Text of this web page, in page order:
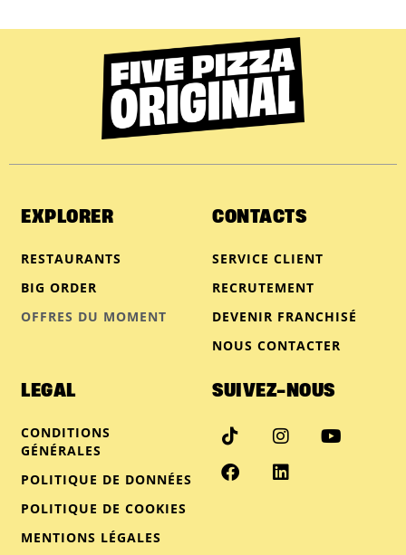
EXPLORER
RESTAURANTS
BIG ORDER
OFFRES DU MOMENT
CONTACTS
SERVICE CLIENT
RECRUTEMENT
DEVENIR FRANCHISÉ
NOUS CONTACTER
LEGAL
CONDITIONS
GÉNÉRALES
POLITIQUE DE DONNÉES
POLITIQUE DE COOKIES
MENTIONS LÉGALES
SUIVEZ-NOUS